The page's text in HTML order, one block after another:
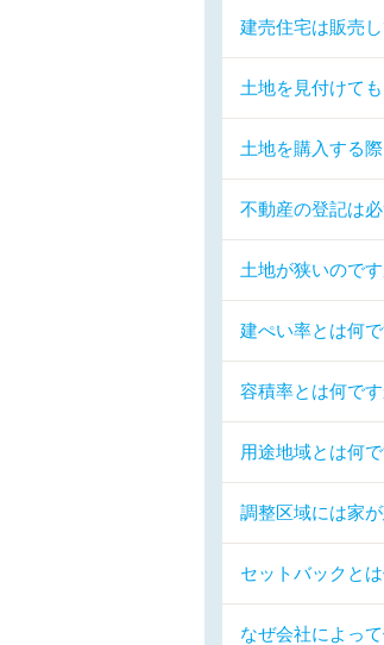
建売住宅は販売
土地を見付けて
土地を購入する
不動産の登記は
土地が狭いので
建ぺい率とは何
容積率とは何で
用途地域とは何
調整区域には家
セットバックと
なぜ会社によっ